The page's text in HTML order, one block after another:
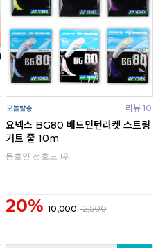
리뷰 10
요넥스 BG80 배드민턴라켓 스트링
거트 줄 10m
동호인 선호도 1위
20% 10,000 12,500